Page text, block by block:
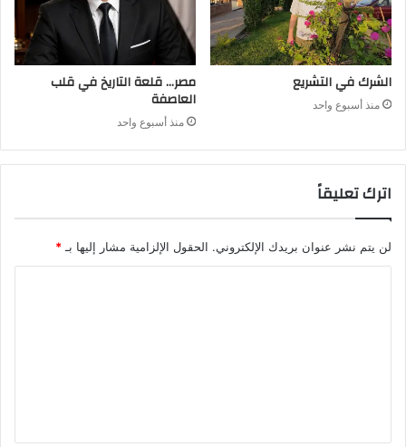
الشرك في التشريع
منذ أسبوع واحد
مصر… قلعة التاريخ في قلب
العاصفة
منذ أسبوع واحد
اترك تعليقاً
لن يتم نشر عنوان بريدك الإلكتروني. الحقول الإلزامية مشار إليها بـ *